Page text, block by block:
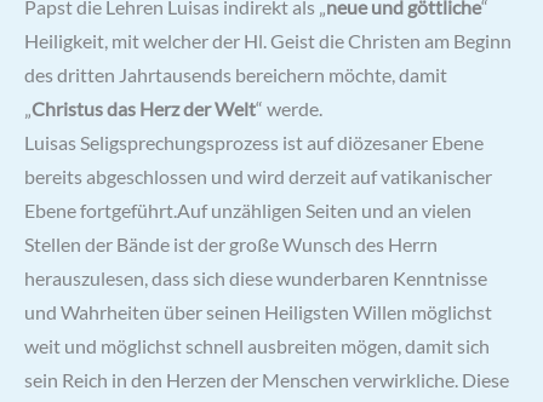
Papst die Lehren Luisas indirekt als „neue und göttliche“
Heiligkeit, mit welcher der Hl. Geist die Christen am Beginn
des dritten Jahrtausends bereichern möchte, damit
„Christus das Herz der Welt“ werde.
Luisas Seligsprechungsprozess ist auf diözesaner Ebene
bereits abgeschlossen und wird derzeit auf vatikanischer
Ebene fortgeführt.Auf unzähligen Seiten und an vielen
Stellen der Bände ist der große Wunsch des Herrn
herauszulesen, dass sich diese wunderbaren Kenntnisse
und Wahrheiten über seinen Heiligsten Willen möglichst
weit und möglichst schnell ausbreiten mögen, damit sich
sein Reich in den Herzen der Menschen verwirkliche. Diese